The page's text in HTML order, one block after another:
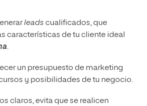
leads cualificados, que
características de tu cliente ideal
.
un presupuesto de marketing
y posibilidades de tu negocio.
claros, evita que se realicen